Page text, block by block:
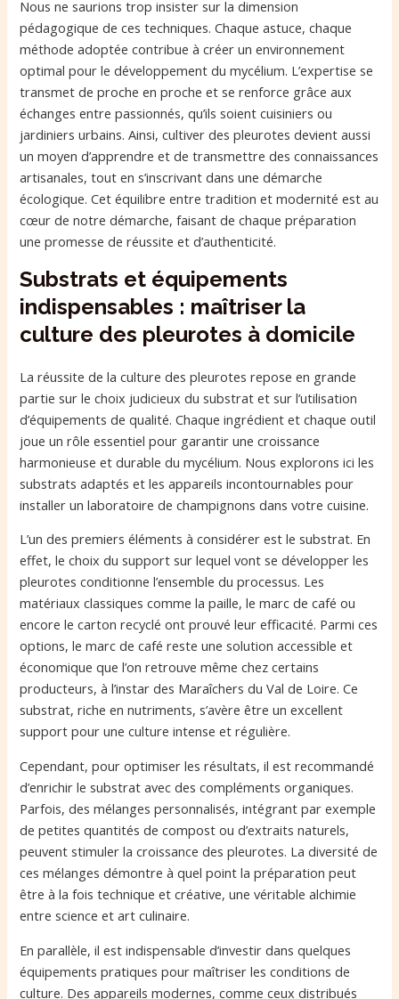
Nous ne saurions trop insister sur la dimension
pédagogique de ces techniques. Chaque astuce, chaque
méthode adoptée contribue à créer un environnement
optimal pour le développement du mycélium. L’expertise se
transmet de proche en proche et se renforce grâce aux
échanges entre passionnés, qu’ils soient cuisiniers ou
jardiniers urbains. Ainsi, cultiver des pleurotes devient aussi
un moyen d’apprendre et de transmettre des connaissances
artisanales, tout en s’inscrivant dans une démarche
écologique. Cet équilibre entre tradition et modernité est au
cœur de notre démarche, faisant de chaque préparation
une promesse de réussite et d’authenticité.
Substrats et équipements
indispensables : maîtriser la
culture des pleurotes à domicile
La réussite de la culture des pleurotes repose en grande
partie sur le choix judicieux du substrat et sur l’utilisation
d’équipements de qualité. Chaque ingrédient et chaque outil
joue un rôle essentiel pour garantir une croissance
harmonieuse et durable du mycélium. Nous explorons ici les
substrats adaptés et les appareils incontournables pour
installer un laboratoire de champignons dans votre cuisine.
L’un des premiers éléments à considérer est le substrat. En
effet, le choix du support sur lequel vont se développer les
pleurotes conditionne l’ensemble du processus. Les
matériaux classiques comme la paille, le marc de café ou
encore le carton recyclé ont prouvé leur efficacité. Parmi ces
options, le marc de café reste une solution accessible et
économique que l’on retrouve même chez certains
producteurs, à l’instar des Maraîchers du Val de Loire. Ce
substrat, riche en nutriments, s’avère être un excellent
support pour une culture intense et régulière.
Cependant, pour optimiser les résultats, il est recommandé
d’enrichir le substrat avec des compléments organiques.
Parfois, des mélanges personnalisés, intégrant par exemple
de petites quantités de compost ou d’extraits naturels,
peuvent stimuler la croissance des pleurotes. La diversité de
ces mélanges démontre à quel point la préparation peut
être à la fois technique et créative, une véritable alchimie
entre science et art culinaire.
En parallèle, il est indispensable d’investir dans quelques
équipements pratiques pour maîtriser les conditions de
culture. Des appareils modernes, comme ceux distribués